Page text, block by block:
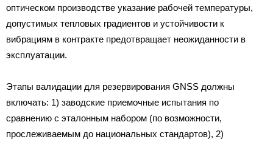
оптическом производстве указание рабочей температуры,
допустимых тепловых градиентов и устойчивости к
вибрациям в контракте предотвращает неожиданности в
эксплуатации.
Этапы валидации для резервирования GNSS должны
включать: 1) заводские приемочные испытания по
сравнению с эталонным набором (по возможности,
прослеживаемым до национальных стандартов), 2)